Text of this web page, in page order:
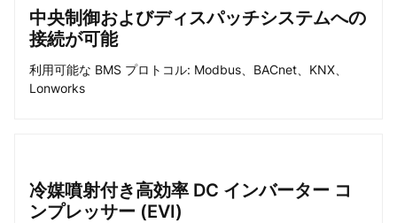
中央制御およびディスパッチシステムへの
接続が可能
利用可能な BMS プロトコル: Modbus、BACnet、KNX、
Lonworks
冷媒噴射付き高効率 DC インバーター コ
ンプレッサー (EVI)